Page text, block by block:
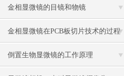
比传统卤素更明显
金相显微镜的目镜和物镜
金相显微镜在PCB板切片技术的过程
控制中的作用
倒置生物显微镜的工作原理